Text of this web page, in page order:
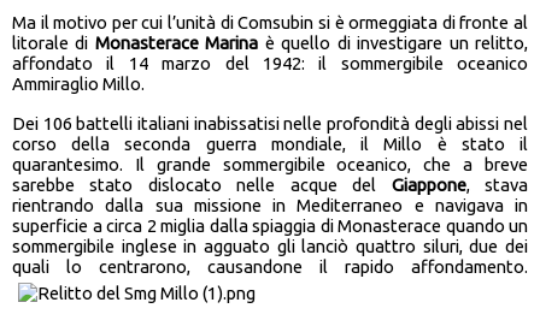
Ma il motivo per cui l’unità di Comsubin si è ormeggiata di fronte al
litorale di Monasterace Marina è quello di investigare un relitto,
affondato il 14 marzo del 1942: il sommergibile oceanico
Ammiraglio Millo.
Dei 106 battelli italiani inabissatisi nelle profondità degli abissi nel
corso della seconda guerra mondiale, il Millo è stato il
quarantesimo. Il grande sommergibile oceanico, che a breve
sarebbe stato dislocato nelle acque del Giappone, stava
rientrando dalla sua missione in Mediterraneo e navigava in
superficie a circa 2 miglia dalla spiaggia di Monasterace quando un
sommergibile inglese in agguato gli lanciò quattro siluri, due dei
quali lo centrarono, causandone il rapido affondamento.